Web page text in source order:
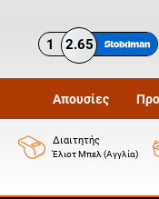
1 2.65
Απουσίες
Διαιτητής
Έλιοτ Μπελ (Αγγλία)